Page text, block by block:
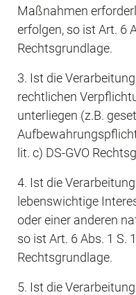
Maßnahmen
erfolgen, so ist Art. 6
Rechtsgrundlage.
3. Ist die
rechtlichen
unterliegen (z.B.
lit. c) DS-GVO
4. Ist die
lebenswichtige
oder einer anderen
so ist Art. 6 Abs. 1 S.
Rechtsgrundlage.
5. Ist die